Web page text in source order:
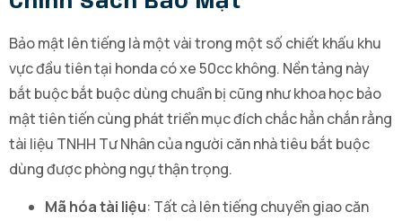
Bảo mật lên tiếng là một vài trong một số chiết khấu khu
vực đầu tiên tại honda có xe 50cc không. Nền tảng này
bắt buộc bắt buộc dùng chuẩn bị cũng như khoa học bảo
mật tiên tiến cùng phát triển mục đích chắc hẳn chắn rằng
tài liệu TNHH Tư Nhân của người căn nhà tiêu bắt buộc
dùng được phòng ngự thận trọng.
Mã hóa tài liệu: Tất cả lên tiếng chuyển giao căn